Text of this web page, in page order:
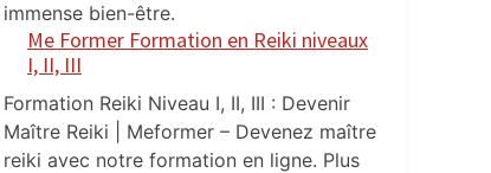
immense bien-être.
Me Former Formation en Reiki niveaux
I, II, III
Formation Reiki Niveau I, II, III : Devenir
Maître Reiki | Meformer – Devenez maître
reiki avec notre formation en ligne. Plus